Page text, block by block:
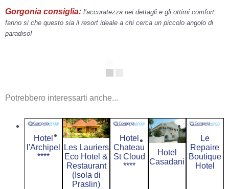
Gorgonia consiglia: l’accuratezza nei dettagli e gli ottimi comfort,
fanno si che questo sia il resort ideale a chi cerca un piccolo angolo di
paradiso!
Potrebbero interessarti anche...
Hotel
l'Archipel
****
Les Lauriers
Eco Hotel &
Restaurant
(Isola di
Praslin)
Hotel
Chateau
St Cloud
****
Hotel
Casadani
Le
Repaire
Boutique
Hotel